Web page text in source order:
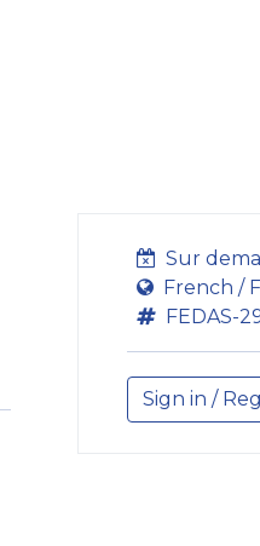
Sur
French /
FEDAS-
Sign in /